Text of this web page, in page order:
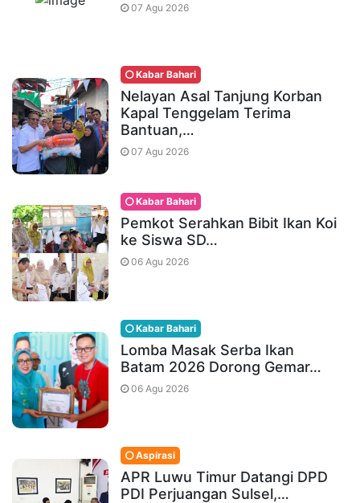
07 Agu 2026
Kabar Bahari
Nelayan Asal Tanjung Korban
Kapal Tenggelam Terima
Bantuan,…
07 Agu 2026
Kabar Bahari
Pemkot Serahkan Bibit Ikan Koi
ke Siswa SD…
06 Agu 2026
Kabar Bahari
Lomba Masak Serba Ikan
Batam 2026 Dorong Gemar…
06 Agu 2026
Aspirasi
APR Luwu Timur Datangi DPD
PDI Perjuangan Sulsel,…